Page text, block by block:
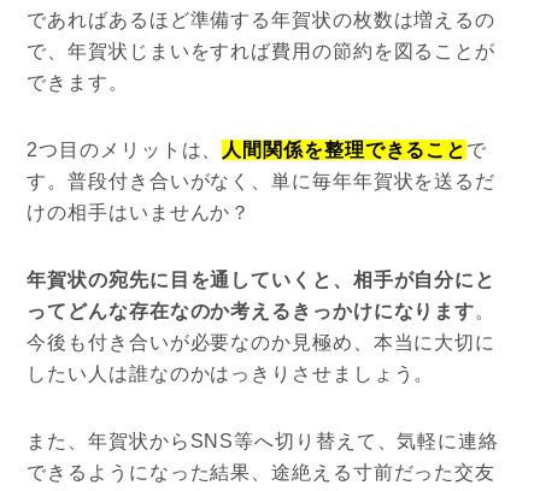
であればあるほど準備する年賀状の枚数は増えるの
で、年賀状じまいをすれば費用の節約を図ることが
できます。
2つ目のメリットは、 人間関係を整理できること で
す。普段付き合いがなく、単に毎年年賀状を送るだ
けの相手はいませんか？
年賀状の宛先に目を通していくと、相手が自分にと
ってどんな存在なのか考えるきっかけになります。
今後も付き合いが必要なのか見極め、本当に大切に
したい人は誰なのかはっきりさせましょう。
また、年賀状からSNS等へ切り替えて、気軽に連絡
できるようになった結果、途絶える寸前だった交友